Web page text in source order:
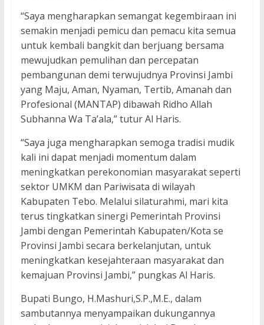
“Saya mengharapkan semangat kegembiraan ini
semakin menjadi pemicu dan pemacu kita semua
untuk kembali bangkit dan berjuang bersama
mewujudkan pemulihan dan percepatan
pembangunan demi terwujudnya Provinsi Jambi
yang Maju, Aman, Nyaman, Tertib, Amanah dan
Profesional (MANTAP) dibawah Ridho Allah
Subhanna Wa Ta’ala,” tutur Al Haris.
“Saya juga mengharapkan semoga tradisi mudik
kali ini dapat menjadi momentum dalam
meningkatkan perekonomian masyarakat seperti
sektor UMKM dan Pariwisata di wilayah
Kabupaten Tebo. Melalui silaturahmi, mari kita
terus tingkatkan sinergi Pemerintah Provinsi
Jambi dengan Pemerintah Kabupaten/Kota se
Provinsi Jambi secara berkelanjutan, untuk
meningkatkan kesejahteraan masyarakat dan
kemajuan Provinsi Jambi,” pungkas Al Haris.
Bupati Bungo, H.Mashuri,S.P.,M.E., dalam
sambutannya menyampaikan dukungannya